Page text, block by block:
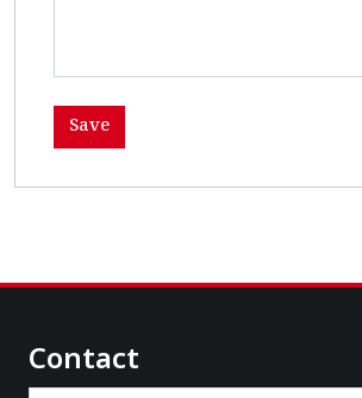
Contact